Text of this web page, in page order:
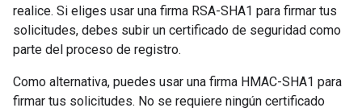
realice. Si eliges usar una firma RSA-SHA1 para firmar tus
solicitudes, debes subir un certificado de seguridad como
parte del proceso de registro.
Como alternativa, puedes usar una firma HMAC-SHA1 para
firmar tus solicitudes. No se requiere ningún certificado